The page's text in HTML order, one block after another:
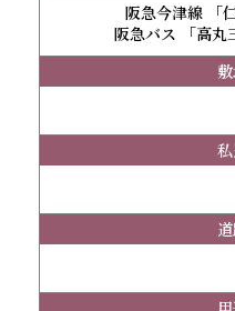
阪急今津線 「
阪急バス 「高丸